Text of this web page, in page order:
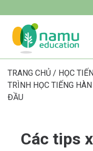
TRANG CHỦ / HỌC
TRÌNH HỌC TIẾNG
ĐẦU
Các tips